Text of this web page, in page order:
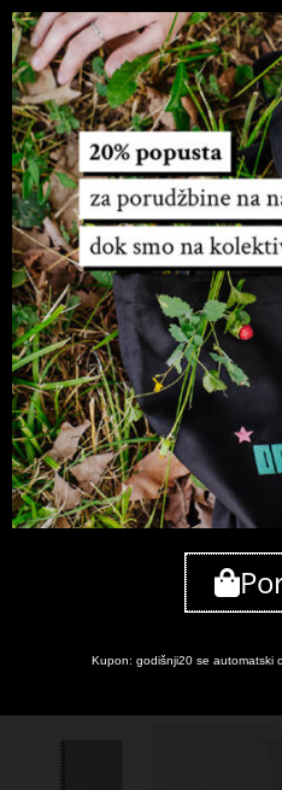
Početna/Planeri/
Kupon: godišnji20 se automatski